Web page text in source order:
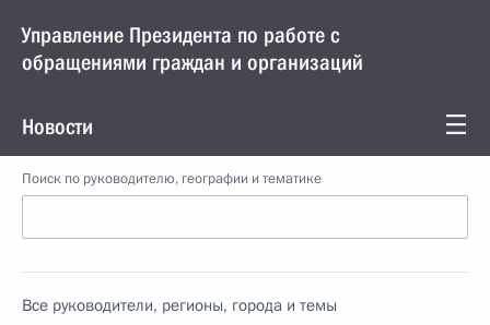
Управление Президента по работе с
обращениями граждан и организаций
Новости
Поиск по руководителю, географии и тематике
Все руководители, регионы, города и темы